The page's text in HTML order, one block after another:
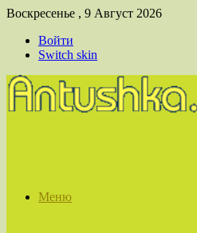
Воскресенье , 9 Август 2026
Войти
Switch skin
Меню